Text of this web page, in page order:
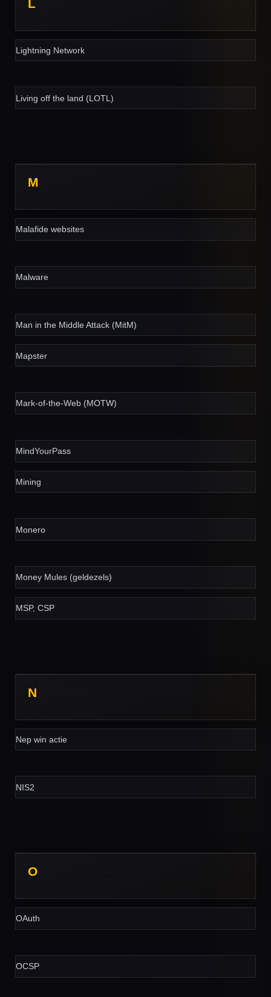
L
Lightning Network
Living off the land (LOTL)
M
Malafide websites
Malware
Man in the Middle Attack (MitM)
Mapster
Mark-of-the-Web (MOTW)
MindYourPass
Mining
Monero
Money Mules (geldezels)
MSP, CSP
N
Nep win actie
NIS2
O
OAuth
OCSP